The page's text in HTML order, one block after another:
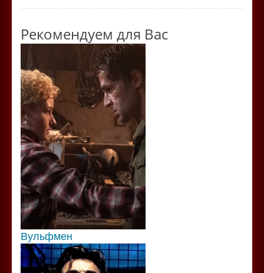
Рекомендуем для Вас
Вульфмен